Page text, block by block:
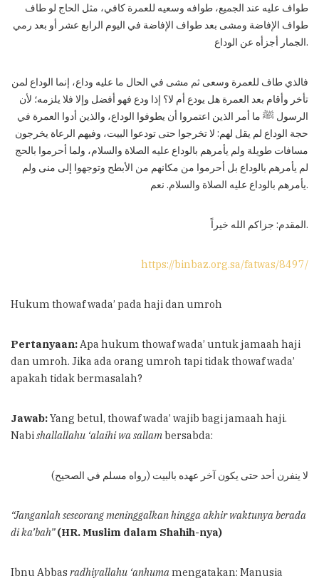
طواف عليه عند الجميع، طوافه وسعيه للعمرة كافي، مثل الحاج لو طاف
طواف الإفاضة ومشى بعد طواف الإفاضة في اليوم الرابع عشر أو بعد رمي
الجمار أجزأه عن الوداع.
فالذي طاف للعمرة وسعى ثم مشى في الحال ما عليه وداع، إنما الوداع لمن
تأخر وأقام بعد العمرة هل يودع أم لا؟ إذا ودع فهو أفضل وإلا فلا يلزمه؛ لأن
الرسول ﷺ ما أمر الذين اعتمروا أن يطوفوا الوداع، والذين أدوا العمرة في
حجة الوداع لم يقل لهم: لا تخرجوا حتى تودعوا البيت، وفيهم الرعاة يخرجون
مسافات طويلة ولم يأمرهم بالوداع عليه الصلاة والسلام، ولما أحرموا بالحج
لم يأمرهم بالوداع بل أحرموا من مكانهم من الأبطح وتوجهوا إلى منى ولم
يأمرهم بالوداع عليه الصلاة والسلام. نعم.
المقدم: جزاكم الله خيراً.
https://binbaz.org.sa/fatwas/8497/
Hukum thowaf wada’ pada haji dan umroh
Pertanyaan:Apa hukum thowaf wada’ untuk jamaah haji
dan umroh. Jika ada orang umroh tapi tidak thowaf wada’
apakah tidak bermasalah?
Jawab:Yang betul, thowaf wada’ wajib bagi jamaah haji.
Nabishallallahu ‘alaihi wa sallambersabda:
لا ينفرن أحد حتى يكون آخر عهده بالبيت (رواه مسلم في الصحيح)
“Janganlah seseorang meninggalkan hingga akhir waktunya berada
di ka’bah” (HR. Muslim dalam Shahih-nya)
Ibnu Abbas radhiyallahu ‘anhumamengatakan: Manusia